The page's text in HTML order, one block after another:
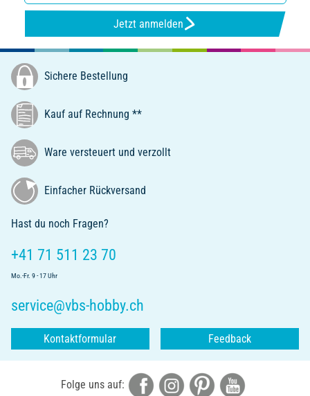
Jetzt anmelden
Sichere Bestellung
Kauf auf Rechnung **
Ware versteuert und verzollt
Einfacher Rückversand
Hast du noch Fragen?
+41 71 511 23 70
Mo.-Fr. 9 - 17 Uhr
service@vbs-hobby.ch
Kontaktformular Feedback
Folge uns auf: